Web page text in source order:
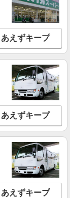
あえずキープ
あえずキープ
あえずキープ